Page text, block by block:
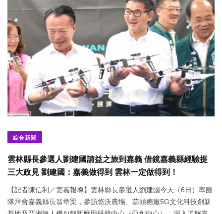
綜合新聞
雲林縣長參選人劉建國請益之旅到嘉義 借鏡嘉義縣經驗提
三大政見 劉建國：嘉義做得到 雲林一定做得到！
【記者陳信利／雲嘉報導】雲林縣長參選人劉建國今天（6日）率團
隊拜會嘉義縣長翁章梁，參訪悠沃農場、蒜頭糖廠5G文化科技創新